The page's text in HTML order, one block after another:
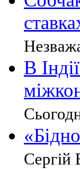
В
Сергій